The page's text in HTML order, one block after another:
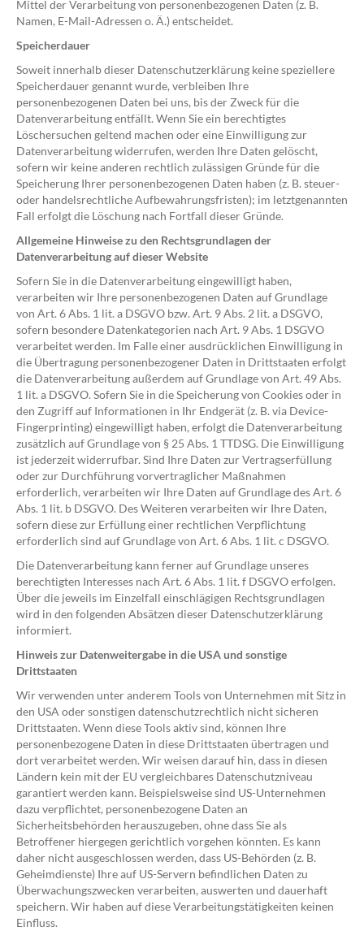
Mittel der Verarbeitung von personenbezogenen Daten (z. B.
Namen, E-Mail-Adressen o. Ä.) entscheidet.
Speicherdauer
Soweit innerhalb dieser Datenschutzerklärung keine speziellere
Speicherdauer genannt wurde, verbleiben Ihre
personenbezogenen Daten bei uns, bis der Zweck für die
Datenverarbeitung entfällt. Wenn Sie ein berechtigtes
Löschersuchen geltend machen oder eine Einwilligung zur
Datenverarbeitung widerrufen, werden Ihre Daten gelöscht,
sofern wir keine anderen rechtlich zulässigen Gründe für die
Speicherung Ihrer personenbezogenen Daten haben (z. B. steuer-
oder handelsrechtliche Aufbewahrungsfristen); im letztgenannten
Fall erfolgt die Löschung nach Fortfall dieser Gründe.
Allgemeine Hinweise zu den Rechtsgrundlagen der
Datenverarbeitung auf dieser Website
Sofern Sie in die Datenverarbeitung eingewilligt haben,
verarbeiten wir Ihre personenbezogenen Daten auf Grundlage
von Art. 6 Abs. 1 lit. a DSGVO bzw. Art. 9 Abs. 2 lit. a DSGVO,
sofern besondere Datenkategorien nach Art. 9 Abs. 1 DSGVO
verarbeitet werden. Im Falle einer ausdrücklichen Einwilligung in
die Übertragung personenbezogener Daten in Drittstaaten erfolgt
die Datenverarbeitung außerdem auf Grundlage von Art. 49 Abs.
1 lit. a DSGVO. Sofern Sie in die Speicherung von Cookies oder in
den Zugriff auf Informationen in Ihr Endgerät (z. B. via Device-
Fingerprinting) eingewilligt haben, erfolgt die Datenverarbeitung
zusätzlich auf Grundlage von § 25 Abs. 1 TTDSG. Die Einwilligung
ist jederzeit widerrufbar. Sind Ihre Daten zur Vertragserfüllung
oder zur Durchführung vorvertraglicher Maßnahmen
erforderlich, verarbeiten wir Ihre Daten auf Grundlage des Art. 6
Abs. 1 lit. b DSGVO. Des Weiteren verarbeiten wir Ihre Daten,
sofern diese zur Erfüllung einer rechtlichen Verpflichtung
erforderlich sind auf Grundlage von Art. 6 Abs. 1 lit. c DSGVO.
Die Datenverarbeitung kann ferner auf Grundlage unseres
berechtigten Interesses nach Art. 6 Abs. 1 lit. f DSGVO erfolgen.
Über die jeweils im Einzelfall einschlägigen Rechtsgrundlagen
wird in den folgenden Absätzen dieser Datenschutzerklärung
informiert.
Hinweis zur Datenweitergabe in die USA und sonstige
Drittstaaten
Wir verwenden unter anderem Tools von Unternehmen mit Sitz in
den USA oder sonstigen datenschutzrechtlich nicht sicheren
Drittstaaten. Wenn diese Tools aktiv sind, können Ihre
personenbezogene Daten in diese Drittstaaten übertragen und
dort verarbeitet werden. Wir weisen darauf hin, dass in diesen
Ländern kein mit der EU vergleichbares Datenschutzniveau
garantiert werden kann. Beispielsweise sind US-Unternehmen
dazu verpflichtet, personenbezogene Daten an
Sicherheitsbehörden herauszugeben, ohne dass Sie als
Betroffener hiergegen gerichtlich vorgehen könnten. Es kann
daher nicht ausgeschlossen werden, dass US-Behörden (z. B.
Geheimdienste) Ihre auf US-Servern befindlichen Daten zu
Überwachungszwecken verarbeiten, auswerten und dauerhaft
speichern. Wir haben auf diese Verarbeitungstätigkeiten keinen
Einfluss.